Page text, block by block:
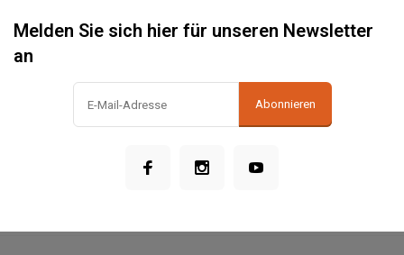
Melden Sie sich hier für unseren Newsletter
an
Abonnieren